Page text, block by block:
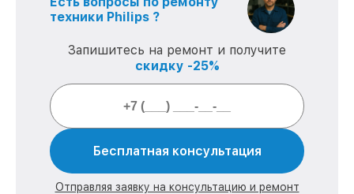
техники Philips ?
Запишитесь на ремонт и получите
скидку -25%
Бесплатная консультация
Отправляя заявку на консультацию и ремонт